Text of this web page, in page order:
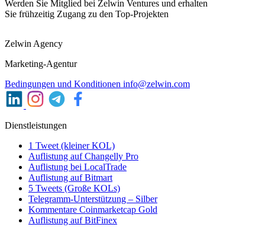
Werden Sie Mitglied bei Zelwin Ventures und erhalten
Sie frühzeitig Zugang zu den Top-Projekten
Zelwin Agency
Marketing-Agentur
Bedingungen und Konditionen info@zelwin.com
Dienstleistungen
1 Tweet (kleiner KOL)
Auflistung auf Changelly Pro
Auflistung bei LocalTrade
Auflistung auf Bitmart
5 Tweets (Große KOLs)
Telegramm-Unterstützung – Silber
Kommentare Coinmarketcap Gold
Auflistung auf BitFinex